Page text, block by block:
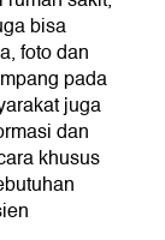
bisa
foto dan
pada
juga
dan
khusus